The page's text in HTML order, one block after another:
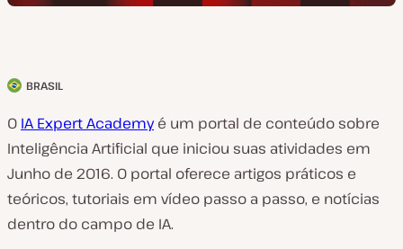
P
a
í
s
d
o
BRASIL
O IA Expert Academyé um portal de conteúdo sobre
Inteligência Artificial que iniciou suas atividades em
Junho de 2016. O portal oferece artigos práticos e
teóricos, tutoriais em vídeo passo a passo, e notícias
dentro do campo de IA.